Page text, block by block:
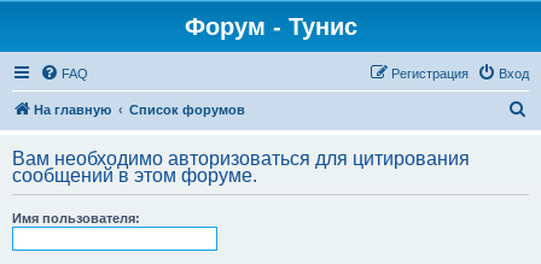
Форум - Тунис
FAQ Вход
Регистрация
На главную Список форумов
с
Вам необходимо авторизоваться для цитирования
сообщений в этом форуме.
Имя пользователя: